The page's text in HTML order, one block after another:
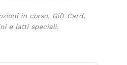
in corso, Gift Card,
e latti speciali.